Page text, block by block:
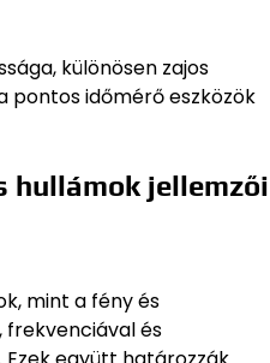
különösen zajos
pontos időmérő eszközök
hullámok jellemzői
mint a fény és
frekvenciával és